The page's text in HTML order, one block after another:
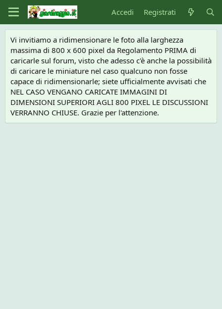
Accedi Registrati
Vi invitiamo a ridimensionare le foto alla larghezza
massima di 800 x 600 pixel da Regolamento PRIMA di
caricarle sul forum, visto che adesso c'è anche la possibilità
di caricare le miniature nel caso qualcuno non fosse
capace di ridimensionarle; siete ufficialmente avvisati che
NEL CASO VENGANO CARICATE IMMAGINI DI
DIMENSIONI SUPERIORI AGLI 800 PIXEL LE DISCUSSIONI
VERRANNO CHIUSE. Grazie per l'attenzione.